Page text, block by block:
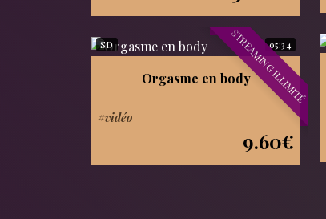
STREAMING ILLIMITÉ
05:34
SD
Orgasme en body
#vidéo
9.60€